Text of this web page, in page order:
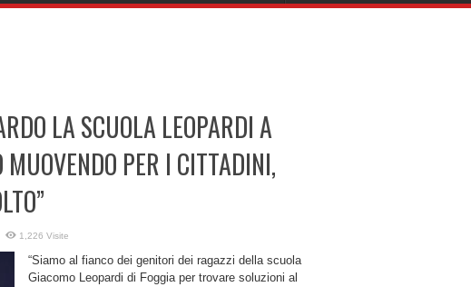
LA SCUOLA LEOPARDI A
PER I CITTADINI,
1,226 Visite
“Siamo al fianco dei genitori dei ragazzi della scuola
Giacomo Leopardi di Foggia per trovare soluzioni al